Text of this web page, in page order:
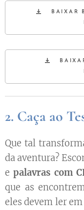
BAIXAR
2. Caça ao
Que tal
da aventura?
epalavras com
que as
eles devem ler